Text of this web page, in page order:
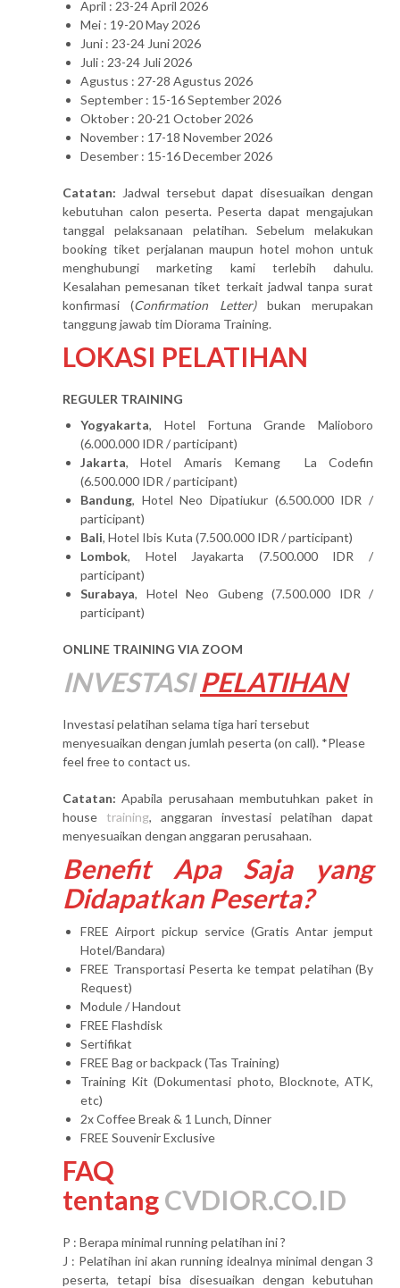
April : 23-24 April 2026
Mei : 19-20 May 2026
Juni : 23-24 Juni 2026
Juli : 23-24 Juli 2026
Agustus : 27-28 Agustus 2026
September : 15-16 September 2026
Oktober : 20-21 October 2026
November : 17-18 November 2026
Desember : 15-16 December 2026
Catatan: Jadwal tersebut dapat disesuaikan dengan
kebutuhan calon peserta. Peserta dapat mengajukan
tanggal pelaksanaan pelatihan. Sebelum melakukan
booking tiket perjalanan maupun hotel mohon untuk
menghubungi marketing kami terlebih dahulu.
Kesalahan pemesanan tiket terkait jadwal tanpa surat
konfirmasi (Confirmation Letter)bukan merupakan
tanggung jawab tim Diorama Training.
LOKASI PELATIHAN
REGULER TRAINING
Yogyakarta, Hotel Fortuna Grande Malioboro
(6.000.000 IDR / participant)
Jakarta, Hotel Amaris Kemang La Codefin
(6.500.000 IDR / participant)
Bandung, Hotel Neo Dipatiukur (6.500.000 IDR /
participant)
Bali, Hotel Ibis Kuta (7.500.000 IDR / participant)
Lombok, Hotel Jayakarta (7.500.000 IDR /
participant)
Surabaya, Hotel Neo Gubeng (7.500.000 IDR /
participant)
ONLINE TRAINING VIA ZOOM
INVESTASI PELATIHAN
Investasi pelatihan selama tiga hari tersebut
menyesuaikan dengan jumlah peserta (on call). *Please
feel free to contact us.
Catatan: Apabila perusahaan membutuhkan paket in
house training, anggaran investasi pelatihan dapat
menyesuaikan dengan anggaran perusahaan.
Benefit Apa Saja yang
Didapatkan Peserta?
FREE Airport pickup service (Gratis Antar jemput
Hotel/Bandara)
FREE Transportasi Peserta ke tempat pelatihan (By
Request)
Module / Handout
FREE Flashdisk
Sertifikat
FREE Bag or backpack (Tas Training)
Training Kit (Dokumentasi photo, Blocknote, ATK,
etc)
2x Coffee Break & 1 Lunch, Dinner
FREE Souvenir Exclusive
FAQ
tentangCVDIOR.CO.ID
P : Berapa minimal running pelatihan ini ?
J : Pelatihan ini akan running idealnya minimal dengan 3
peserta, tetapi bisa disesuaikan dengan kebutuhan